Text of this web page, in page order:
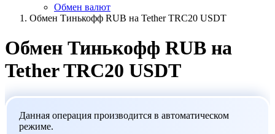
Обмен валют
Обмен Тинькофф RUB на Tether TRC20 USDT
Обмен Тинькофф RUB на
Tether TRC20 USDT
Данная операция производится в автоматическом
режиме.